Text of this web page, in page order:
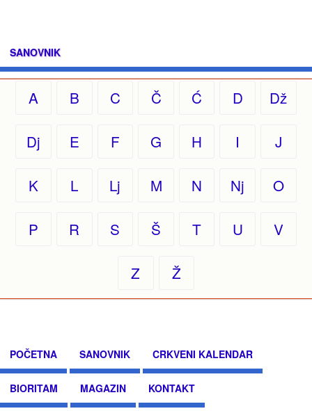
SANOVNIK
A B C Č Ć D Dž
Dj E F G H I J
K L Lj M N Nj O
P R S Š T U V
Z Ž
POČETNA SANOVNIK CRKVENI KALENDAR
BIORITAM MAGAZIN KONTAKT